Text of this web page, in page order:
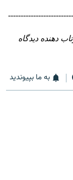
دهنده دیدگاه
به ما بپیوندید